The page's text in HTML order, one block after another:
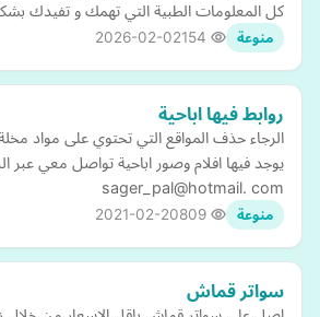
كل المعلومات الطبية التي تهمك و تفيدك
منوعة 2026-02-02
روابط فيها اباحية
الرجاء حذف المواقع التي تحتوي على مواد
يوجد فيها افلام وصور اباحية تواصل معي عبر
sager_pal@hotmail. com
منوعة 2021-02-20
سواتر قماش